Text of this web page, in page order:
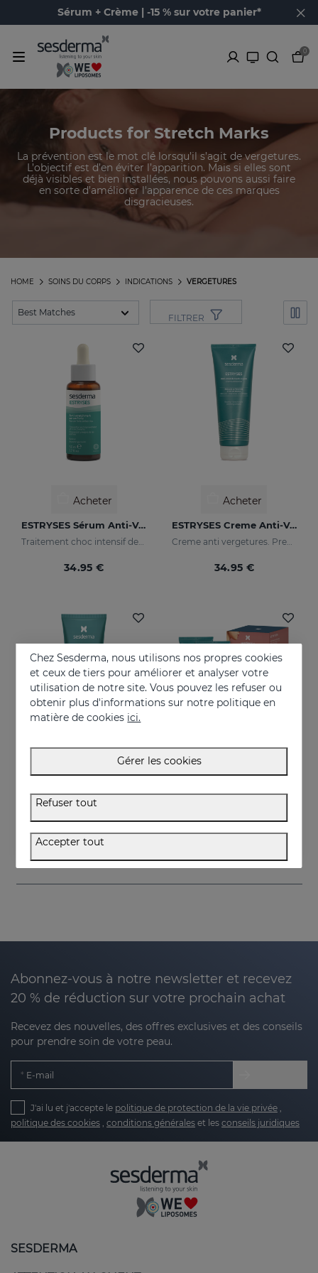
Sérum + Crème | -15 % sur votre panier*
0
Products for Stretch Marks
La prévention est le mot clé lorsqu’il s’agit de vergetures.
L’objectif est d’en éviter l’apparition. Mais si elles sont
déjà visibles et bien installées, nous pouvons aussi faire
en sorte d’améliorer l'apparence de ces marques
disgracieuses.
VERGETURES
INDICATIONS
SOINS DU CORPS
HOME
FILTRER
Acheter
ESTRYSES Sérum Anti-Vergetures Forte
Traitement choc intensif des vergetures choc (blanc nacré)
34.95 €
Acheter
ESTRYSES Creme Anti-Vergetures
Creme anti vergetures. Previent et réduit la formation de vergetures. Augmente l'élasticité et la souplesse de la peau. Raffermissant.
34.95 €
ESTRYSES Lotion Anti-Vergetures
34.95 €
ESTRYSES Duplo
34.95 €
Abonnez-vous à notre newsletter et recevez
20 % de réduction sur votre prochain achat
Recevez des nouvelles, des offres exclusives et des conseils
pour prendre soin de votre peau.
E-mail
J'ai lu et j'accepte le politique de protection de la vie privée
politique des cookies conditions générales et les conseils juridiques
SESDERMA
Chez Sesderma, nous utilisons nos propres cookies
et ceux de tiers pour améliorer et analyser votre
utilisation de notre site. Vous pouvez les refuser ou
obtenir plus d'informations sur notre politique en
matière de cookies ici.
Gérer les cookies
Refuser tout
Accepter tout